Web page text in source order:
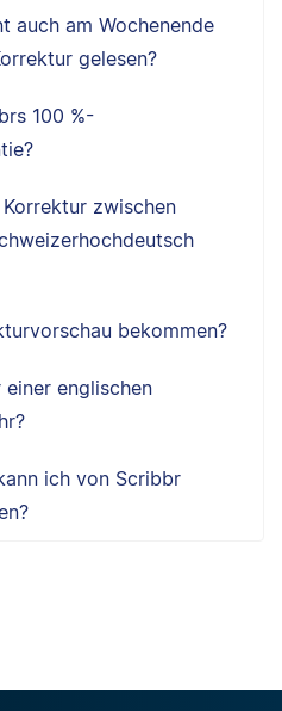
auch am Wochenende
gelesen?
100 %-
zwischen
bekommen?
englischen
ich von Scribbr